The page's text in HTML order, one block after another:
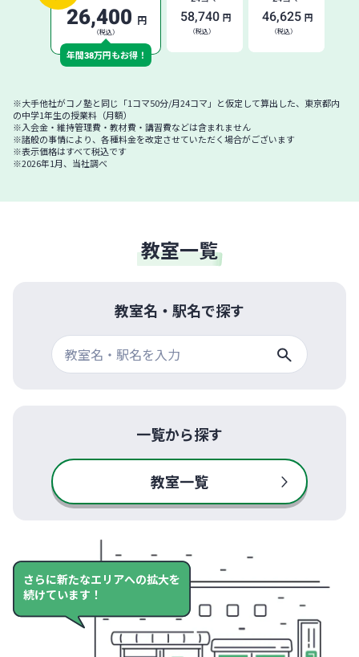
46,625 円
（税込）
58,740 円
（税込）
26,400 円
（税込）
年間38万円もお得！
※大手他社がコノ塾と同じ「1コマ50分/月24コマ」と仮定して算出した、東京都内
の中学1年生の授業料（月額）
※入会金・維持管理費・教材費・講習費などは含まれません
※諸般の事情により、各種料金を改定させていただく場合がございます
※表示価格はすべて税込です
※2026年1月、当社調べ
教室一覧
教室名・駅名で探す
一覧から探す
教室一覧
さらに新たなエリアへの拡大を
続けています！